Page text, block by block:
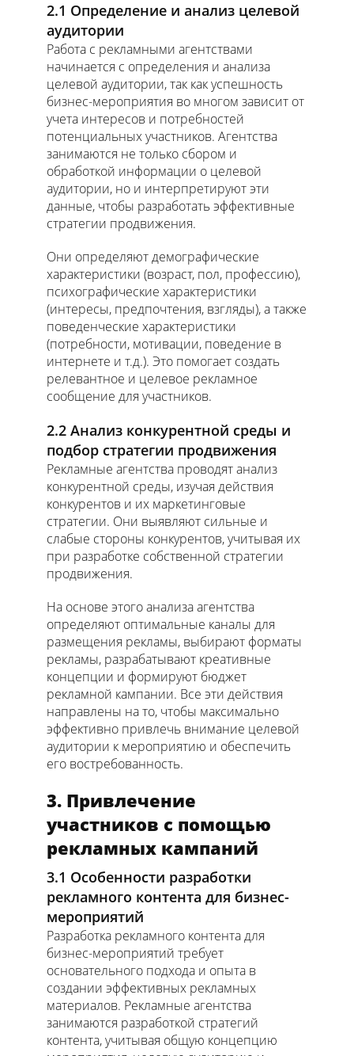
2.1 Определение и анализ целевой
аудитории
Работа с рекламными агентствами
начинается с определения и анализа
целевой аудитории, так как успешность
бизнес-мероприятия во многом зависит от
учета интересов и потребностей
потенциальных участников. Агентства
занимаются не только сбором и
обработкой информации о целевой
аудитории, но и интерпретируют эти
данные, чтобы разработать эффективные
стратегии продвижения.
Они определяют демографические
характеристики (возраст, пол, профессию),
психографические характеристики
(интересы, предпочтения, взгляды), а также
поведенческие характеристики
(потребности, мотивации, поведение в
интернете и т.д.). Это помогает создать
релевантное и целевое рекламное
сообщение для участников.
2.2 Анализ конкурентной среды и
подбор стратегии продвижения
Рекламные агентства проводят анализ
конкурентной среды, изучая действия
конкурентов и их маркетинговые
стратегии. Они выявляют сильные и
слабые стороны конкурентов, учитывая их
при разработке собственной стратегии
продвижения.
На основе этого анализа агентства
определяют оптимальные каналы для
размещения рекламы, выбирают форматы
рекламы, разрабатывают креативные
концепции и формируют бюджет
рекламной кампании. Все эти действия
направлены на то, чтобы максимально
эффективно привлечь внимание целевой
аудитории к мероприятию и обеспечить
его востребованность.
3. Привлечение
участников с помощью
рекламных кампаний
3.1 Особенности разработки
рекламного контента для бизнес-
мероприятий
Разработка рекламного контента для
бизнес-мероприятий требует
основательного подхода и опыта в
создании эффективных рекламных
материалов. Рекламные агентства
занимаются разработкой стратегий
контента, учитывая общую концепцию